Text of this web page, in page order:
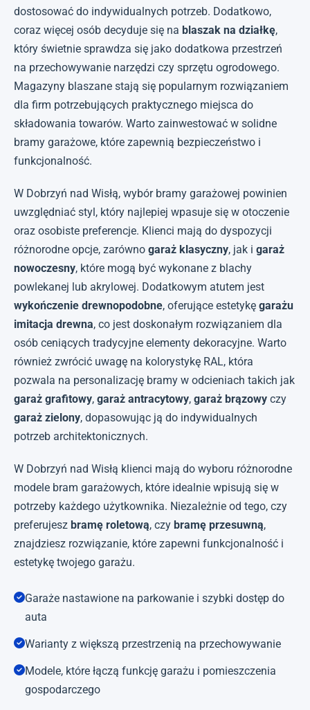
dostosować do indywidualnych potrzeb. Dodatkowo,
coraz więcej osób decyduje się na blaszak na działkę,
który świetnie sprawdza się jako dodatkowa przestrzeń
na przechowywanie narzędzi czy sprzętu ogrodowego.
Magazyny blaszane stają się popularnym rozwiązaniem
dla firm potrzebujących praktycznego miejsca do
składowania towarów. Warto zainwestować w solidne
bramy garażowe, które zapewnią bezpieczeństwo i
funkcjonalność.
W Dobrzyń nad Wisłą, wybór bramy garażowej powinien
uwzględniać styl, który najlepiej wpasuje się w otoczenie
oraz osobiste preferencje. Klienci mają do dyspozycji
różnorodne opcje, zarówno garaż klasyczny, jak i garaż
nowoczesny, które mogą być wykonane z blachy
powlekanej lub akrylowej. Dodatkowym atutem jest
wykończenie drewnopodobne, oferujące estetykę garażu
imitacja drewna, co jest doskonałym rozwiązaniem dla
osób ceniących tradycyjne elementy dekoracyjne. Warto
również zwrócić uwagę na kolorystykę RAL, która
pozwala na personalizację bramy w odcieniach takich jak
garaż grafitowy, garaż antracytowy, garaż brązowy czy
garaż zielony, dopasowując ją do indywidualnych
potrzeb architektonicznych.
W Dobrzyń nad Wisłą klienci mają do wyboru różnorodne
modele bram garażowych, które idealnie wpisują się w
potrzeby każdego użytkownika. Niezależnie od tego, czy
preferujesz bramę roletową, czy bramę przesuwną,
znajdziesz rozwiązanie, które zapewni funkcjonalność i
estetykę twojego garażu.
Garaże nastawione na parkowanie i szybki dostęp do
auta
Warianty z większą przestrzenią na przechowywanie
Modele, które łączą funkcję garażu i pomieszczenia
gospodarczego